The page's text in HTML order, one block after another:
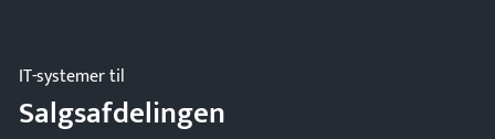
IT-systemer til
Salgsafdelingen